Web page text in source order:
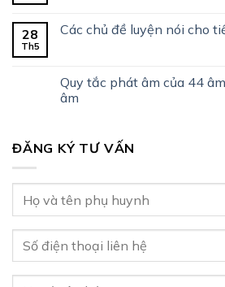
28
Th5
Các chủ đề luyện nói cho
Quy tắc phát âm của 44
âm
ĐĂNG KÝ TƯ VẤN